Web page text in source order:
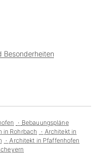
Besonderheiten
Bebauungspläne
in Rohrbach
Architekt in
Architekt in Pfaffenhofen